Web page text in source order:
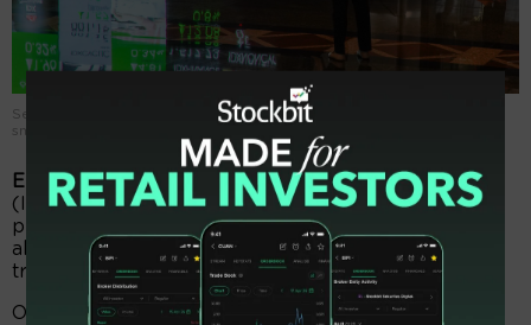
Seorang pengunjung mengabadikan pergerakan saham melalui
smartphone. FOTO - ISTIMEWA
EmitenNews.com -
Indeks Harga Saham Gabungan
(IHSG) belum bisa keluar tekanan. Sepanjang
perdagangan hari ini, Senin, 6 Oktober 2024, IHSG
akan menguji level 7.347. Apalagi, akhir pekan lalu
transaksi didominasi aksi jual.
Oleh sebab itu, MNC Sekuritas meramal IHSG akan